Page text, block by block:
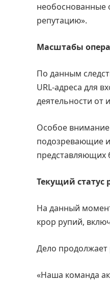
репутацию».
Масштабы
По данным
URL-адреса для
деятельности от
Особое
подозревающие
представляющих
Текущий статус
На данный
крор рупий,
Дело продолжает
«Наша команда